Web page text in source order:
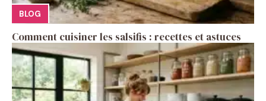
BLOG
Comment cuisiner les salsifis : recettes et astuces